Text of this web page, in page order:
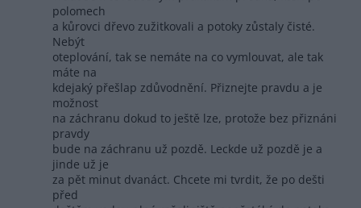
polomech
a kůrovci dřevo zužitkovali a potoky zůstaly čisté.
Nebýt
oteplování, tak se nemáte na co vymlouvat, ale tak
máte na
kdejaký přešlap zdůvodnění. Přiznejte pravdu a je
možnost
na záchranu dokud to ještě lze, protože bez přiznáni
pravdy
bude na záchranu už pozdě. Leckde už pozdě je a
jinde už je
za pět minut dvanáct. Chcete mi tvrdit, že po dešti
před